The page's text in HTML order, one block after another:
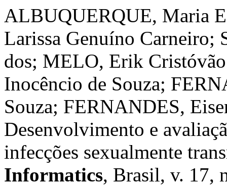
ALBUQUERQUE, Maria
Larissa Genuíno Carneiro;
dos; MELO, Erik
Inocêncio de Souza;
Souza; FERNANDES,
Desenvolvimento e
infecções sexualmente
Informatics, Brasil, v. 17,